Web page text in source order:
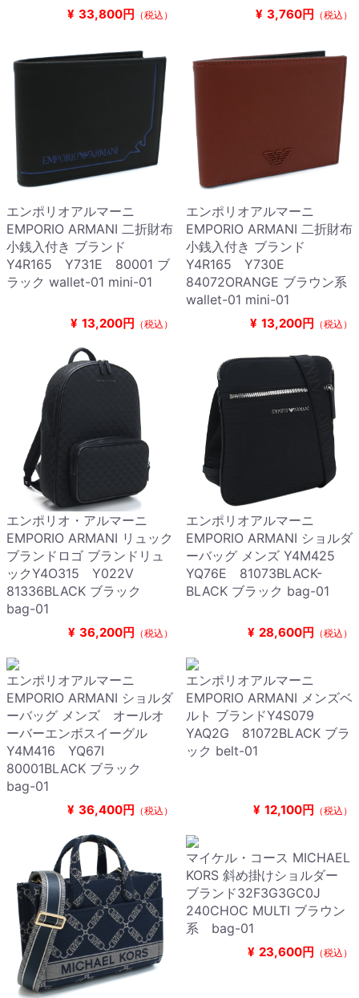
¥ 33,800円 （税込） ¥ 3,760円 （税込）
エンポリオアルマーニ
EMPORIO ARMANI 二折財布
小銭入付き ブランド
Y4R165 Y731E 80001 ブ
ラック wallet-01 mini-01
¥ 13,200円 （税込）
エンポリオアルマーニ
EMPORIO ARMANI 二折財布
小銭入付き ブランド
Y4R165 Y730E
84072ORANGE ブラウン系
wallet-01 mini-01
¥ 13,200円 （税込）
エンポリオ・アルマーニ
EMPORIO ARMANI リュック
ブランドロゴ ブランドリュ
ックY4O315 Y022V
81336BLACK ブラック
bag-01
¥ 36,200円 （税込）
エンポリオアルマーニ
EMPORIO ARMANI ショルダ
ーバッグ メンズ Y4M425
YQ76E 81073BLACK-
BLACK ブラック bag-01
¥ 28,600円 （税込）
エンポリオアルマーニ
EMPORIO ARMANI ショルダ
ーバッグ メンズ オールオ
ーバーエンボスイーグル
Y4M416 YQ67I
80001BLACK ブラック
bag-01
¥ 36,400円 （税込）
エンポリオアルマーニ
EMPORIO ARMANI メンズベ
ルト ブランドY4S079
YAQ2G 81072BLACK ブラ
ック belt-01
¥ 12,100円 （税込）
マイケル・コース MICHAEL
KORS 斜め掛けショルダー
ブランド32F3G3GC0J
240CHOC MULTI ブラウン
系 bag-01
¥ 23,600円 （税込）